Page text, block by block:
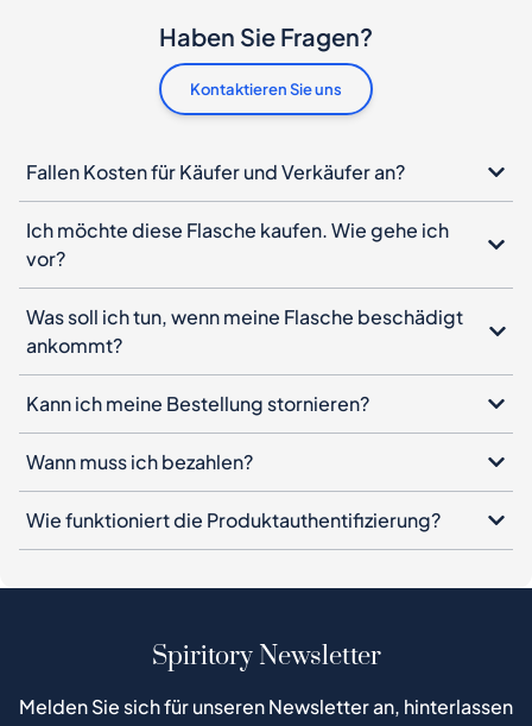
Haben Sie Fragen?
Kontaktieren Sie uns
Fallen Kosten für Käufer und Verkäufer an?
Ich möchte diese Flasche kaufen. Wie gehe ich
vor?
Was soll ich tun, wenn meine Flasche beschädigt
ankommt?
Kann ich meine Bestellung stornieren?
Wann muss ich bezahlen?
Wie funktioniert die Produktauthentifizierung?
Spiritory Newsletter
Melden Sie sich für unseren Newsletter an, hinterlassen